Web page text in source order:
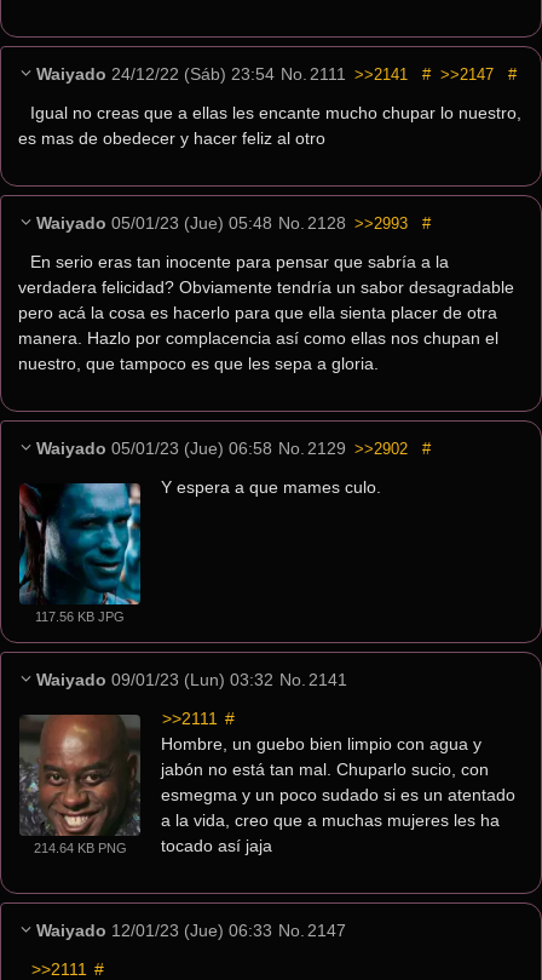
Waiyado 24/12/22 (Sáb) 23:54 No. 2111 >>2141 # >>2147 #
Igual no creas que a ellas les encante mucho chupar lo nuestro,
es mas de obedecer y hacer feliz al otro
Waiyado 05/01/23 (Jue) 05:48 No. 2128 >>2993 #
En serio eras tan inocente para pensar que sabría a la
verdadera felicidad? Obviamente tendría un sabor desagradable
pero acá la cosa es hacerlo para que ella sienta placer de otra
manera. Hazlo por complacencia así como ellas nos chupan el
nuestro, que tampoco es que les sepa a gloria.
Waiyado 05/01/23 (Jue) 06:58 No. 2129 >>2902 #
117.56 KB JPG
Y espera a que mames culo.
Waiyado 09/01/23 (Lun) 03:32 No. 2141
214.64 KB PNG
>>2111 #
Hombre, un guebo bien limpio con agua y
jabón no está tan mal. Chuparlo sucio, con
esmegma y un poco sudado si es un atentado
a la vida, creo que a muchas mujeres les ha
tocado así jaja
Waiyado 12/01/23 (Jue) 06:33 No. 2147
>>2111 #